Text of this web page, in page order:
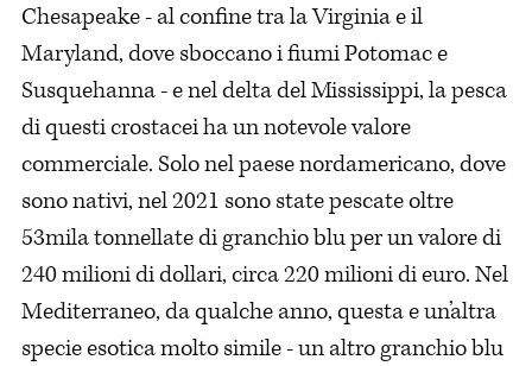
Chesapeake - al confine tra la Virginia e il
Maryland, dove sboccano i fiumi Potomac e
Susquehanna - e nel delta del Mississippi, la pesca
di questi crostacei ha un notevole valore
commerciale. Solo nel paese nordamericano, dove
sono nativi, nel 2021 sono state pescate oltre
53mila tonnellate di granchio blu per un valore di
240 milioni di dollari, circa 220 milioni di euro. Nel
Mediterraneo, da qualche anno, questa e un’altra
specie esotica molto simile - un altro granchio blu